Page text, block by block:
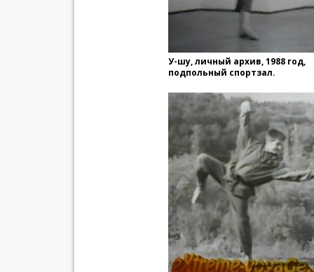
У-шу, личный архив, 1988 год,
подпольный спортзал.